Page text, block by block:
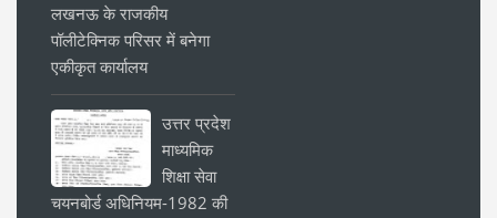
लखनऊ के राजकीय
पॉलीटेक्निक परिसर में बनेगा
एकीकृत कार्यालय
उत्तर प्रदेश
माध्यमिक
शिक्षा सेवा
चयनबोर्ड अधिनियम-1982 की